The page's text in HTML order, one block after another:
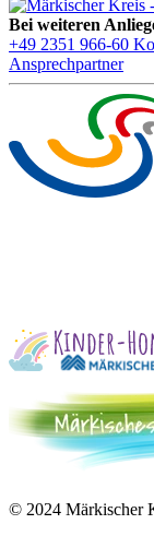
Bei weiteren
+49 2351 966-60
Ansprechpartner
© 2024 Märkischer